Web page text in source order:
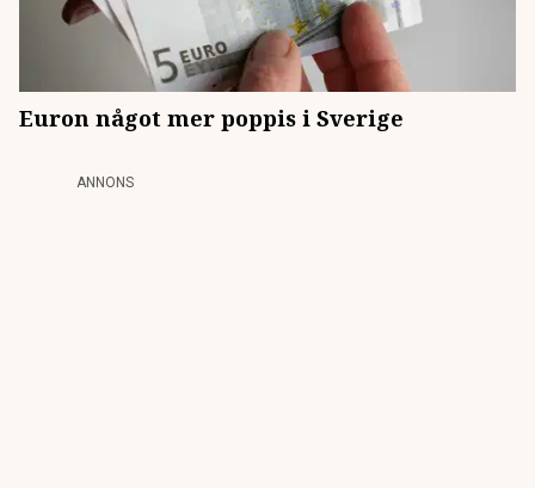
Euron något mer poppis i Sverige
ANNONS